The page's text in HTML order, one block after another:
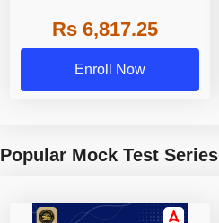
Rs 6,817.25
Enroll Now
Popular Mock Test Series